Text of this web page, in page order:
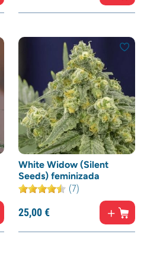
White Widow (Silent
Seeds) feminizada
(7)
25,00€